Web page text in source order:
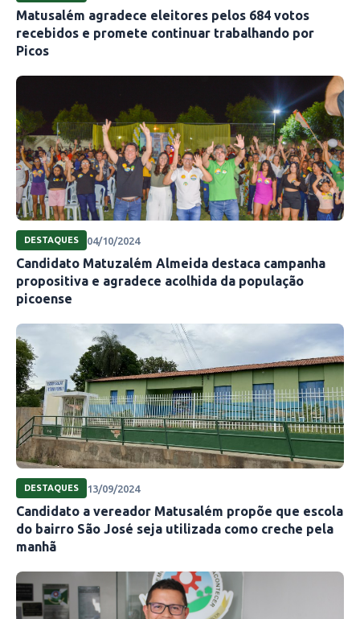
Matusalém agradece eleitores pelos 684 votos
recebidos e promete continuar trabalhando por
Picos
DESTAQUES 04/10/2024
Candidato Matuzalém Almeida destaca campanha
propositiva e agradece acolhida da população
picoense
DESTAQUES 13/09/2024
Candidato a vereador Matusalém propõe que escola
do bairro São José seja utilizada como creche pela
manhã